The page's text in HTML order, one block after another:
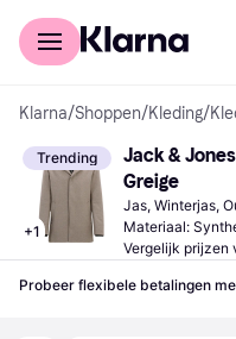
Voor shoppers
Klarna/Shoppen/Kleding/
Trending
+1
Jack &
Greige
Jas, Winterjas,
Materiaal:
Waterdicht,
Vergelijk prijzen
Probeer flexibele betalingen